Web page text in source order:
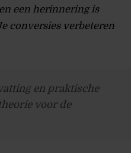
een herinnering is
conversies verbeteren
en praktische
voor de